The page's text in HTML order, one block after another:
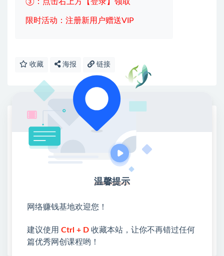
限时活动：注册新用户赠送VIP
收藏 海报 链接
网赚基地简介
站长微信：无
❤本站：本站整合多方资源站，主要面向互联网创业
类&副业类，资源丰富 物超所值。
❤能助您：找项目 + 低成本创业 + 减少信息差 + 见识
各种项目 + 提升网创认知。
开启网络之门，广受好评！
早为您提供丰盛价值。祝您前程似锦！
温馨提示
网络赚钱基地欢迎您！
建议使用 Ctrl + D 收藏本站，让你不再错过任何
篇优秀网创课程哟！